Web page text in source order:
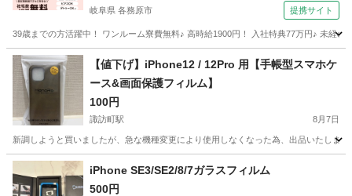
岐阜県 各務原市 提携サイト
39歳までの方活躍中！ ワンルーム寮費無料♪ 高時給1900円！ 入社特典77万円♪ 未経
岐阜 各務原市 その他
【値下げ】iPhone12 / 12Pro 用【手帳型スマホケ
ース&画面保護フィルム】
100円
諏訪町駅 8月7日
新調しようと買いましたが、急な機種変更により使用しなくなった為、出品いたしま
愛知 豊川市 携帯アクセサリー
iPhone SE3/SE2/8/7ガラスフィルム
500円